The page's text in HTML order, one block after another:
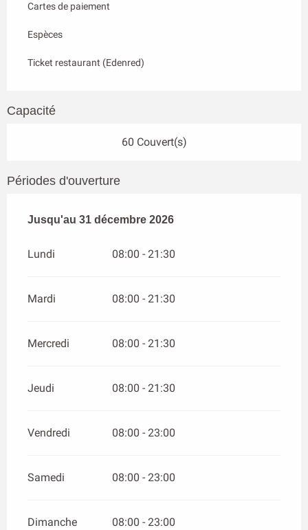
Cartes de paiement
Espèces
Ticket restaurant (Edenred)
Capacité
60 Couvert(s)
Périodes d'ouverture
Du2 janvier 2026au31 décembre 2026
Jusqu'au 31 décembre 2026
Lundi 08:00 - 21:30
Mardi 08:00 - 21:30
Mercredi 08:00 - 21:30
Jeudi 08:00 - 21:30
Vendredi 08:00 - 23:00
Samedi 08:00 - 23:00
Dimanche 08:00 - 23:00